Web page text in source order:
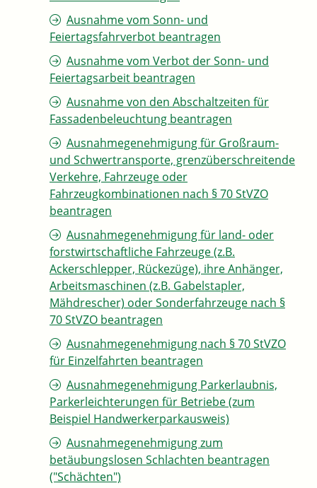
Ausnahme vom Sonn- und
Feiertagsfahrverbot beantragen
Ausnahme vom Verbot der Sonn- und
Feiertagsarbeit beantragen
Ausnahme von den Abschaltzeiten für
Fassadenbeleuchtung beantragen
Ausnahmegenehmigung für Großraum-
und Schwertransporte, grenzüberschreitende
Verkehre, Fahrzeuge oder
Fahrzeugkombinationen nach § 70 StVZO
beantragen
Ausnahmegenehmigung für land- oder
forstwirtschaftliche Fahrzeuge (z.B.
Ackerschlepper, Rückezüge), ihre Anhänger,
Arbeitsmaschinen (z.B. Gabelstapler,
Mähdrescher) oder Sonderfahrzeuge nach §
70 StVZO beantragen
Ausnahmegenehmigung nach § 70 StVZO
für Einzelfahrten beantragen
Ausnahmegenehmigung Parkerlaubnis,
Parkerleichterungen für Betriebe (zum
Beispiel Handwerkerparkausweis)
Ausnahmegenehmigung zum
betäubungslosen Schlachten beantragen
("Schächten")